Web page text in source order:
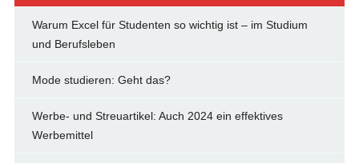
Warum Excel für Studenten so wichtig ist – im Studium
und Berufsleben
Mode studieren: Geht das?
Werbe- und Streuartikel: Auch 2024 ein effektives
Werbemittel